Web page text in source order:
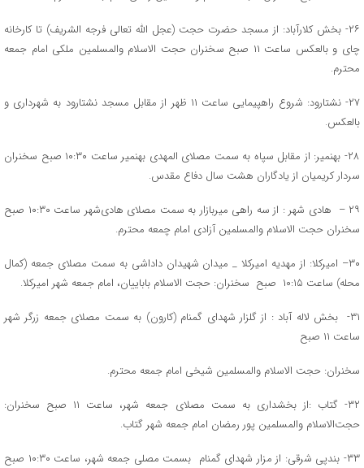
۲۶- بخش کلارآباد: از مسجد حضرت حجت (عجل الله تعالی فرجه الشریف) تا کارخانه
چای و بالعکس ساعت ۱۱ صبح سخنران حجت الاسلام والمسلمین ملکی امام جمعه
محترم.
۲۷- نشتارود: شروع راهپیمایی ساعت ۱۱ ظهر از مقابل مسجد نشتارود به شهرداری و
بالعکس.
۲۸- بهنمیر: از مقابل سپاه به سمت مصلای المهدی بهنمیر ساعت ۱۰:۳۰ صبح سخنران
سردار کریمیان از یادگاران هشت سال دفاع مقدس.
۲۹ – هادی شهر : از سه راهی میربازار به‌ سمت مصلای هادی‌شهر ساعت ۱۰:۳۰ صبح
سخنران حجت الاسلام والمسلمین آزادی امام چمعه محترم.
۳۰– امیرکلا: از مهدیه امیرکلا _ میدان شهیدان داداشی به سمت مصلای جمعه (کمال
محله) ساعت ۱۰:۱۵ صبح سخنران: حجت الاسلام باباییان، امام جمعه شهر امیرکلا.
۳۱- بخش لاله آباد : از گلزار شهدای گمنام (کارون) به سمت مصلای جمعه زرگر شهر
ساعت ۱۱ صبح
سخنران: حجت الاسلام والمسلمین شیخی امام جمعه محترم.
۳۲- گتاب :از بخشداری به سمت مصلای جمعه شهر، ساعت ۱۱ صبح سخنران:
حجت‌الاسلام والمسلمین پور رمضان امام جمعه شهر گتاب.
۳۳- بندپی شرقی: از مزار شهدای گمنام بسمت مصلی جمعه شهر، ساعت ۱۰:۳۰ صبح